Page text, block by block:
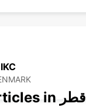
Our Blog articles in قطر